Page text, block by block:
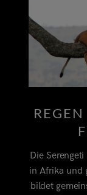
Die
in Afrika und
bildet